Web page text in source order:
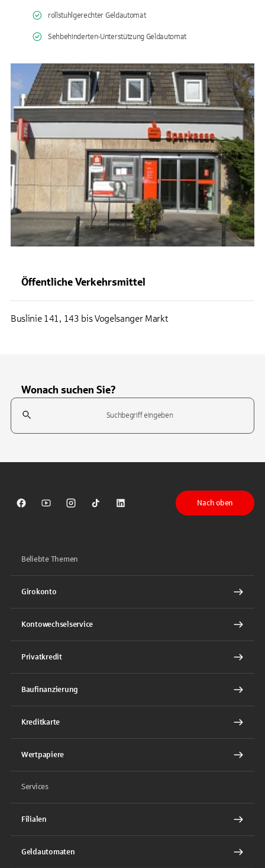
rollstuhlgerechter Geldautomat
Sehbehinderten-Unterstützung Geldautomat
Öffentliche Verkehrsmittel
Buslinie 141, 143 bis Vogelsanger Markt
Wonach suchen Sie?
Suchfeld
Sparkasse auf Facebook
Sparkasse auf Youtube
Sparkasse auf Instagram
Sparkasse auf TikTok
Sparkasse auf LinkedIn
Nach oben
Beliebte Themen
Girokonto
Kontowechselservice
Privatkredit
Baufinanzierung
Kreditkarte
Wertpapiere
Services
Filialen
Geldautomaten